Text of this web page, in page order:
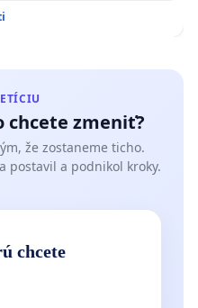
chcete zmeniť?
že zostaneme ticho.
postavil a podnikol kroky.
chcete